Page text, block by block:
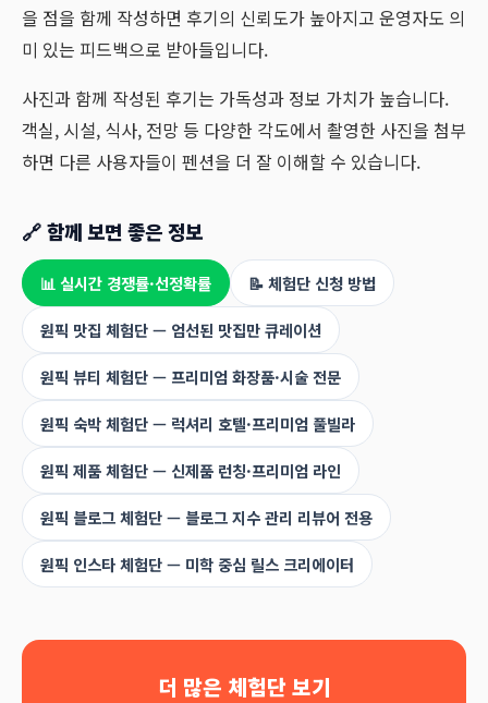
을 점을 함께 작성하면 후기의 신뢰도가 높아지고 운영자도 의
미 있는 피드백으로 받아들입니다.
사진과 함께 작성된 후기는 가독성과 정보 가치가 높습니다.
객실, 시설, 식사, 전망 등 다양한 각도에서 촬영한 사진을 첨부
하면 다른 사용자들이 펜션을 더 잘 이해할 수 있습니다.
🔗 함께 보면 좋은 정보
📊 실시간 경쟁률·선정확률 📝 체험단 신청 방법
원픽 맛집 체험단 — 엄선된 맛집만 큐레이션
원픽 뷰티 체험단 — 프리미엄 화장품·시술 전문
원픽 숙박 체험단 — 럭셔리 호텔·프리미엄 풀빌라
원픽 제품 체험단 — 신제품 런칭·프리미엄 라인
원픽 블로그 체험단 — 블로그 지수 관리 리뷰어 전용
원픽 인스타 체험단 — 미학 중심 릴스 크리에이터
더 많은 체험단 보기